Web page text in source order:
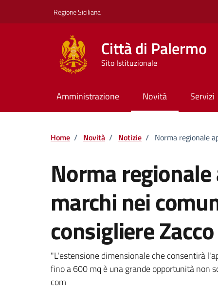
Regione Siciliana
Città di Palermo
Sito Istituzionale
Amministrazione Novità Servizi
Home / Novità / Notizie / Norma regionale
Norma
marchi nei
consigliere Zacco
Dettagli della
"L'estensione dimensionale che consentirà
fino a 600 mq è una grande opportunità non
com